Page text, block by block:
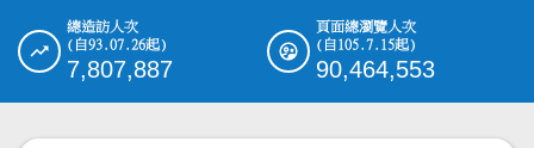
總造訪人次
(自93.07.26起)
7,807,887
頁面總瀏覽人次
(自105.7.15起)
90,464,553